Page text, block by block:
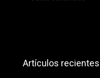
Artículos recientes